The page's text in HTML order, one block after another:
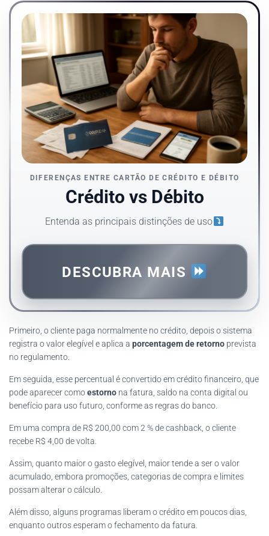
DIFERENÇAS ENTRE CARTÃO DE CRÉDITO E DÉBITO
Crédito vs Débito
Entenda as principais distinções de uso
DESCUBRA MAIS
Primeiro, o cliente paga normalmente no crédito, depois o sistema
registra o valor elegível e aplica a porcentagem de retorno prevista
no regulamento.
Em seguida, esse percentual é convertido em crédito financeiro, que
pode aparecer comoestorno na fatura, saldo na conta digital ou
benefício para uso futuro, conforme as regras do banco.
Em uma compra de R$ 200,00 com 2 % de cashback, o cliente
recebe R$ 4,00 de volta.
Assim, quanto maior o gasto elegível, maior tende a ser o valor
acumulado, embora promoções, categorias de compra e limites
possam alterar o cálculo.
Além disso, alguns programas liberam o crédito em poucos dias,
enquanto outros esperam o fechamento da fatura.